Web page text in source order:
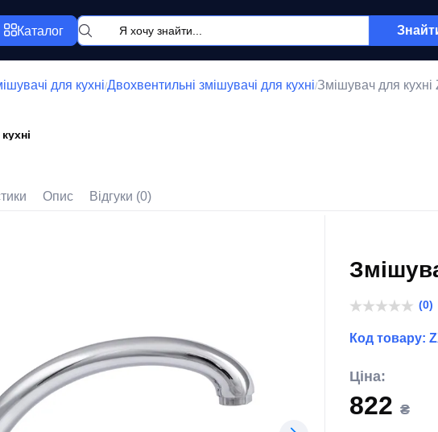
Каталог
для кухні/Двохвентильні змішувачі для кухні/Змішувач для
Опис Відгуки (0)
(0)
Код товару:
Ціна:
822 ₴